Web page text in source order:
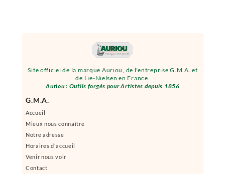
Site officiel de la marque Auriou, de l'entreprise G.M.A. et
de Lie-Nielsen en France.
Auriou : Outils forgés pour Artistes depuis 1856
G.M.A.
Accueil
Mieux nous connaître
Notre adresse
Horaires d'accueil
Venir nous voir
Contact